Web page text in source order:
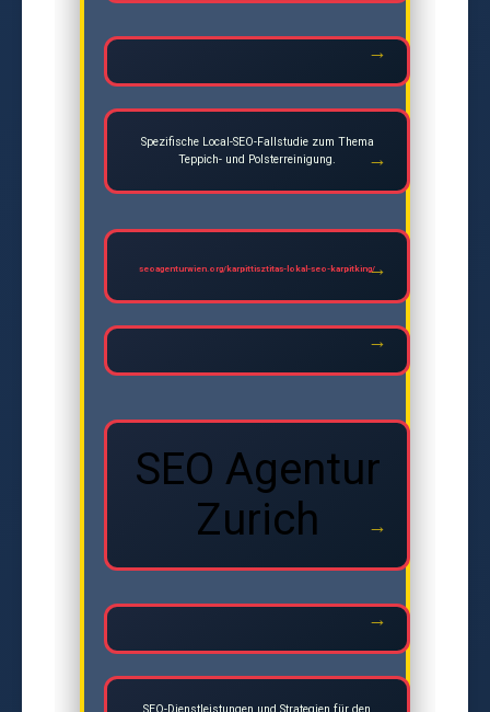
Spezifische Local-SEO-Fallstudie zum Thema
Teppich- und Polsterreinigung.
seoagenturwien.org/karpittisztitas-lokal-seo-karpitking/
SEO Agentur
Zurich